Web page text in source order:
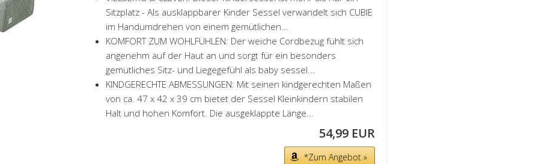
Sitzplatz - Als ausklappbarer Kinder Sessel verwandelt sich CUBIE
im Handumdrehen von einem gemütlichen...
KOMFORT ZUM WOHLFÜHLEN: Der weiche Cordbezug fühlt sich
angenehm auf der Haut an und sorgt für ein besonders
gemütliches Sitz- und Liegegefühl als baby sessel...
KINDGERECHTE ABMESSUNGEN: Mit seinen kindgerechten Maßen
von ca. 47 x 42 x 39 cm bietet der Sessel Kleinkindern stabilen
Halt und hohen Komfort. Die ausgeklappte Länge...
54,99 EUR
*Zum Angebot »